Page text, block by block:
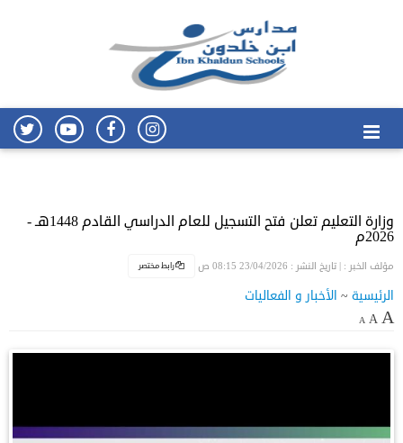
وزارة التعليم تعلن فتح التسجيل للعام الدراسي القادم 1448هـ -
2026م
مؤلف الخبر : | تاريخ النشر : 23/04/2026 08:15 ص رابط مختصر
الرئيسية ~ الأخبار و الفعاليات
A A A